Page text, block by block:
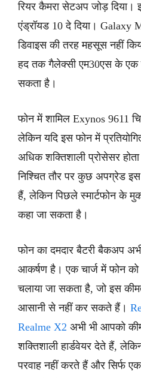
रियर कैमरा सेटअप जोड़ दिया।
एंड्रॉयड 10 दे दिया। Galaxy
डिवाइस की तरह महसूस नहीं
हद तक गैलेक्सी एम30एस के एक
सकता है।
फोन में शामिल Exynos 9611
लेकिन यदि इस फोन में
अधिक शक्तिशाली प्रोसेसर
निश्चित तौर पर कुछ अपग्रेड
हैं, लेकिन पिछले स्मार्टफोन के
कहा जा सकता है।
फोन का दमदार बैटरी बैकअप
आकर्षण है। एक चार्ज में फोन
चलाया जा सकता है, जो इस
आसानी से नहीं कर सकते हैं।
Realme X2 अभी भी आपको
शक्तिशाली हार्डवेयर देते हैं,
परवाह नहीं करते हैं और सिर्फ